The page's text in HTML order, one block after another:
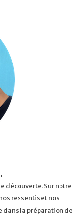
,
découverte. Sur notre
ressentis et nos
dans la préparation de